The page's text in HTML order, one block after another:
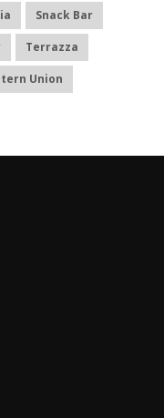
Snack Bar
Terrazza
Union